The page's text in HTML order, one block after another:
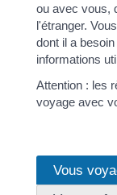
ou avec vous,
l'étranger.
dont il a
informations
Attention : les
voyage avec
Vous